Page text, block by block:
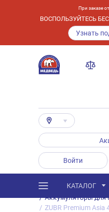
При заказе
ВОСПОЛЬЗУЙТЕСЬ
Узнать
Войти
КАТАЛОГ
Каталог /
/ Аккумуляторы для
/ ZUBR Premium Asia